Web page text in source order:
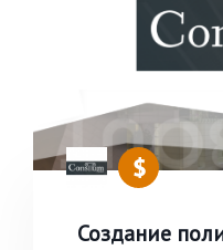
Создание